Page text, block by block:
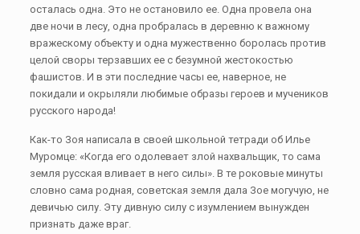
осталась одна. Это не остановило ее. Одна провела она
две ночи в лесу, одна пробралась в деревню к важному
вражескому объекту и одна мужественно боролась против
целой своры терзавших ее с безумной жестокостью
фашистов. И в эти последние часы ее, наверное, не
покидали и окрыляли любимые образы героев и мучеников
русского народа!
Как-то Зоя написала в своей школьной тетради об Илье
Муромце: «Когда его одолевает злой нахвальщик, то сама
земля русская вливает в него силы». В те роковые минуты
словно сама родная, советская земля дала Зое могучую, не
девичью силу. Эту дивную силу с изумлением вынужден
признать даже враг.